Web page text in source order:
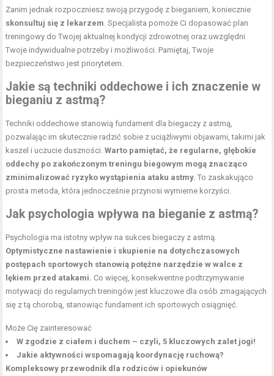
Zanim jednak rozpoczniesz swoją przygodę z bieganiem, koniecznie
skonsultuj się z lekarzem . Specjalista pomoże Ci dopasować plan
treningowy do Twojej aktualnej kondycji zdrowotnej oraz uwzględni
Twoje indywidualne potrzeby i możliwości. Pamiętaj, Twoje
bezpieczeństwo jest priorytetem.
Jakie są techniki oddechowe i ich znaczenie w
bieganiu z astmą?
Techniki oddechowe stanowią fundament dla biegaczy z astmą,
pozwalając im skutecznie radzić sobie z uciążliwymi objawami, takimi jak
kaszel i uczucie duszności.Warto pamiętać, że regularne, głębokie
oddechy po zakończonym treningu biegowym mogą znacząco
zminimalizować ryzyko wystąpienia ataku astmy. To zaskakująco
prosta metoda, która jednocześnie przynosi wymierne korzyści.
Jak psychologia wpływa na bieganie z astmą?
Psychologia ma istotny wpływ na sukces biegaczy z astmą.
Optymistyczne nastawienie i skupienie na dotychczasowych
postępach sportowych stanowią potężne narzędzie w walce z
lękiem przed atakami. Co więcej, konsekwentne podtrzymywanie
motywacji do regularnych treningów jest kluczowe dla osób zmagających
się z tą chorobą, stanowiąc fundament ich sportowych osiągnięć.
Może Cię zainteresować
W zgodzie z ciałem i duchem – czyli, 5 kluczowych zalet jogi!
Jakie aktywności wspomagają koordynację ruchową?
Kompleksowy przewodnik dla rodziców i opiekunów